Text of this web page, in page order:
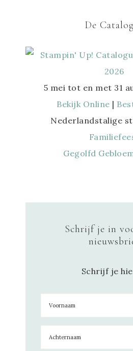
De
5 mei tot en met 31
Bekijk Online |
Nederlandstalige
Gegolfd
Schrijf je in
Schrijf je